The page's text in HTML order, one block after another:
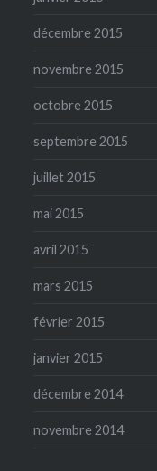
décembre 2015
novembre 2015
octobre 2015
septembre 2015
juillet 2015
mai 2015
avril 2015
mars 2015
février 2015
janvier 2015
décembre 2014
novembre 2014